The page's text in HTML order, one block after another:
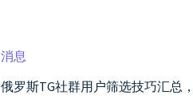
消息
俄罗斯TG社群用户筛选技巧汇总